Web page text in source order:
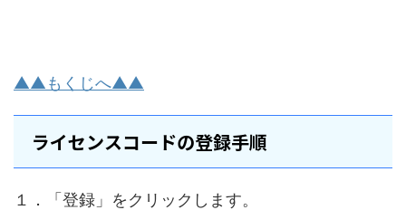
▲▲もくじへ▲▲
ライセンスコードの登録手順
１．「登録」をクリックします。